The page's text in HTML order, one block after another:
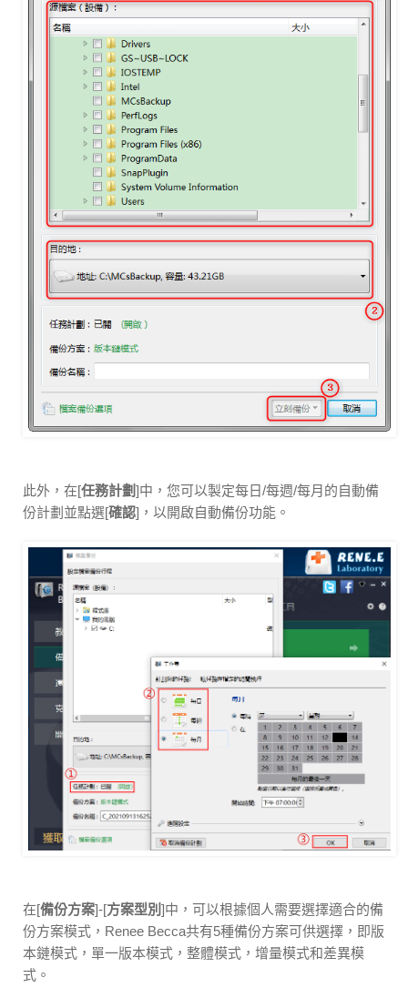
此外，在[任務計劃]中，您可以製定每日/每週/每月的自動備
份計劃並點選[確認]，以開啟自動備份功能。
在[備份方案]-[方案型別 ]中，可以根據個人需要選擇適合的備
份方案模式，Renee Becca共有5種備份方案可供選擇，即版
本鏈模式，單一版本模式，整體模式，增量模式和差異模
式。